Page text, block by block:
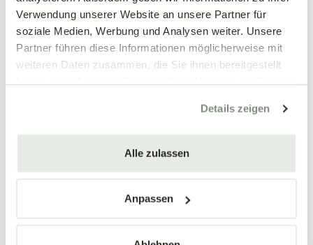
Verwendung unserer Website an unsere Partner für
soziale Medien, Werbung und Analysen weiter. Unsere
Partner führen diese Informationen möglicherweise mit
weiteren Daten zusammen, die Sie ihnen bereitgestellt
Details zeigen
Alle zulassen
Anpassen
Bio Flores
Regenerative
schwarz